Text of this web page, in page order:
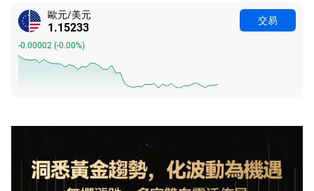
歐元/美元
1.15233
-0.00002 (-0.00%)
交易